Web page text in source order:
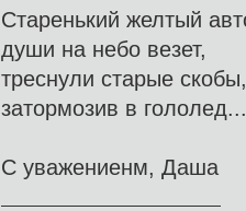
Старенький желтый
души на небо везет,
треснули старые скобы,
затормозив в гололед...
С уважениенм, Даша